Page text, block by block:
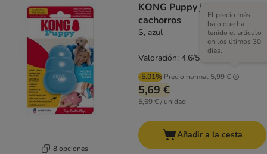
8 opciones
KONG Puppy juguete para
cachorros
S, azul
-5.01% Precio normal5,99 €
El precio más
bajo que ha
tenido el artículo
en los útimos 30
días.
5,69 €
5,69 € / unidad
Valoración: 4.6/5
Añadir a la cesta